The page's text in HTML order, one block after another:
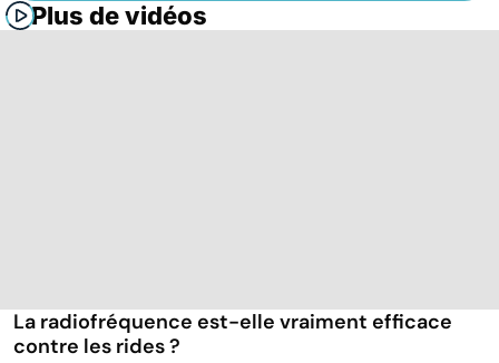
Plus de vidéos
La radiofréquence est-elle vraiment efficace
contre les rides ?